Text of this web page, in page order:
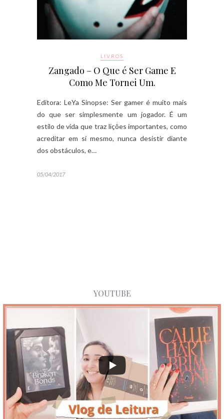
LIVROS
Zangado – O Que é Ser Game E
Como Me Tornei Um.
Editora: LeYa Sinopse: Ser gamer é muito mais
do que ser simplesmente um jogador. É um
estilo de vida que traz lições importantes, como
acreditar em si mesmo, nunca desistir diante
dos obstáculos, e…
05/04/2017
YOUTUBE